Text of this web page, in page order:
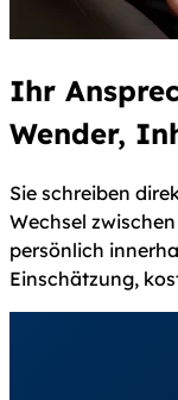
Ihr
Wender,
Sie schreiben
Wechsel
persönlich
Einschätzung,